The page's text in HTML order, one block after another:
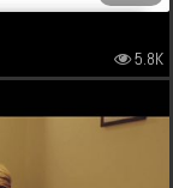
5.8K